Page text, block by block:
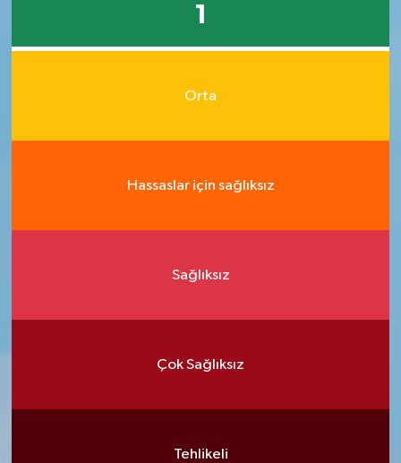
1
Orta
Hassaslar için sağlıksız
Sağlıksız
Çok Sağlıksız
Tehlikeli